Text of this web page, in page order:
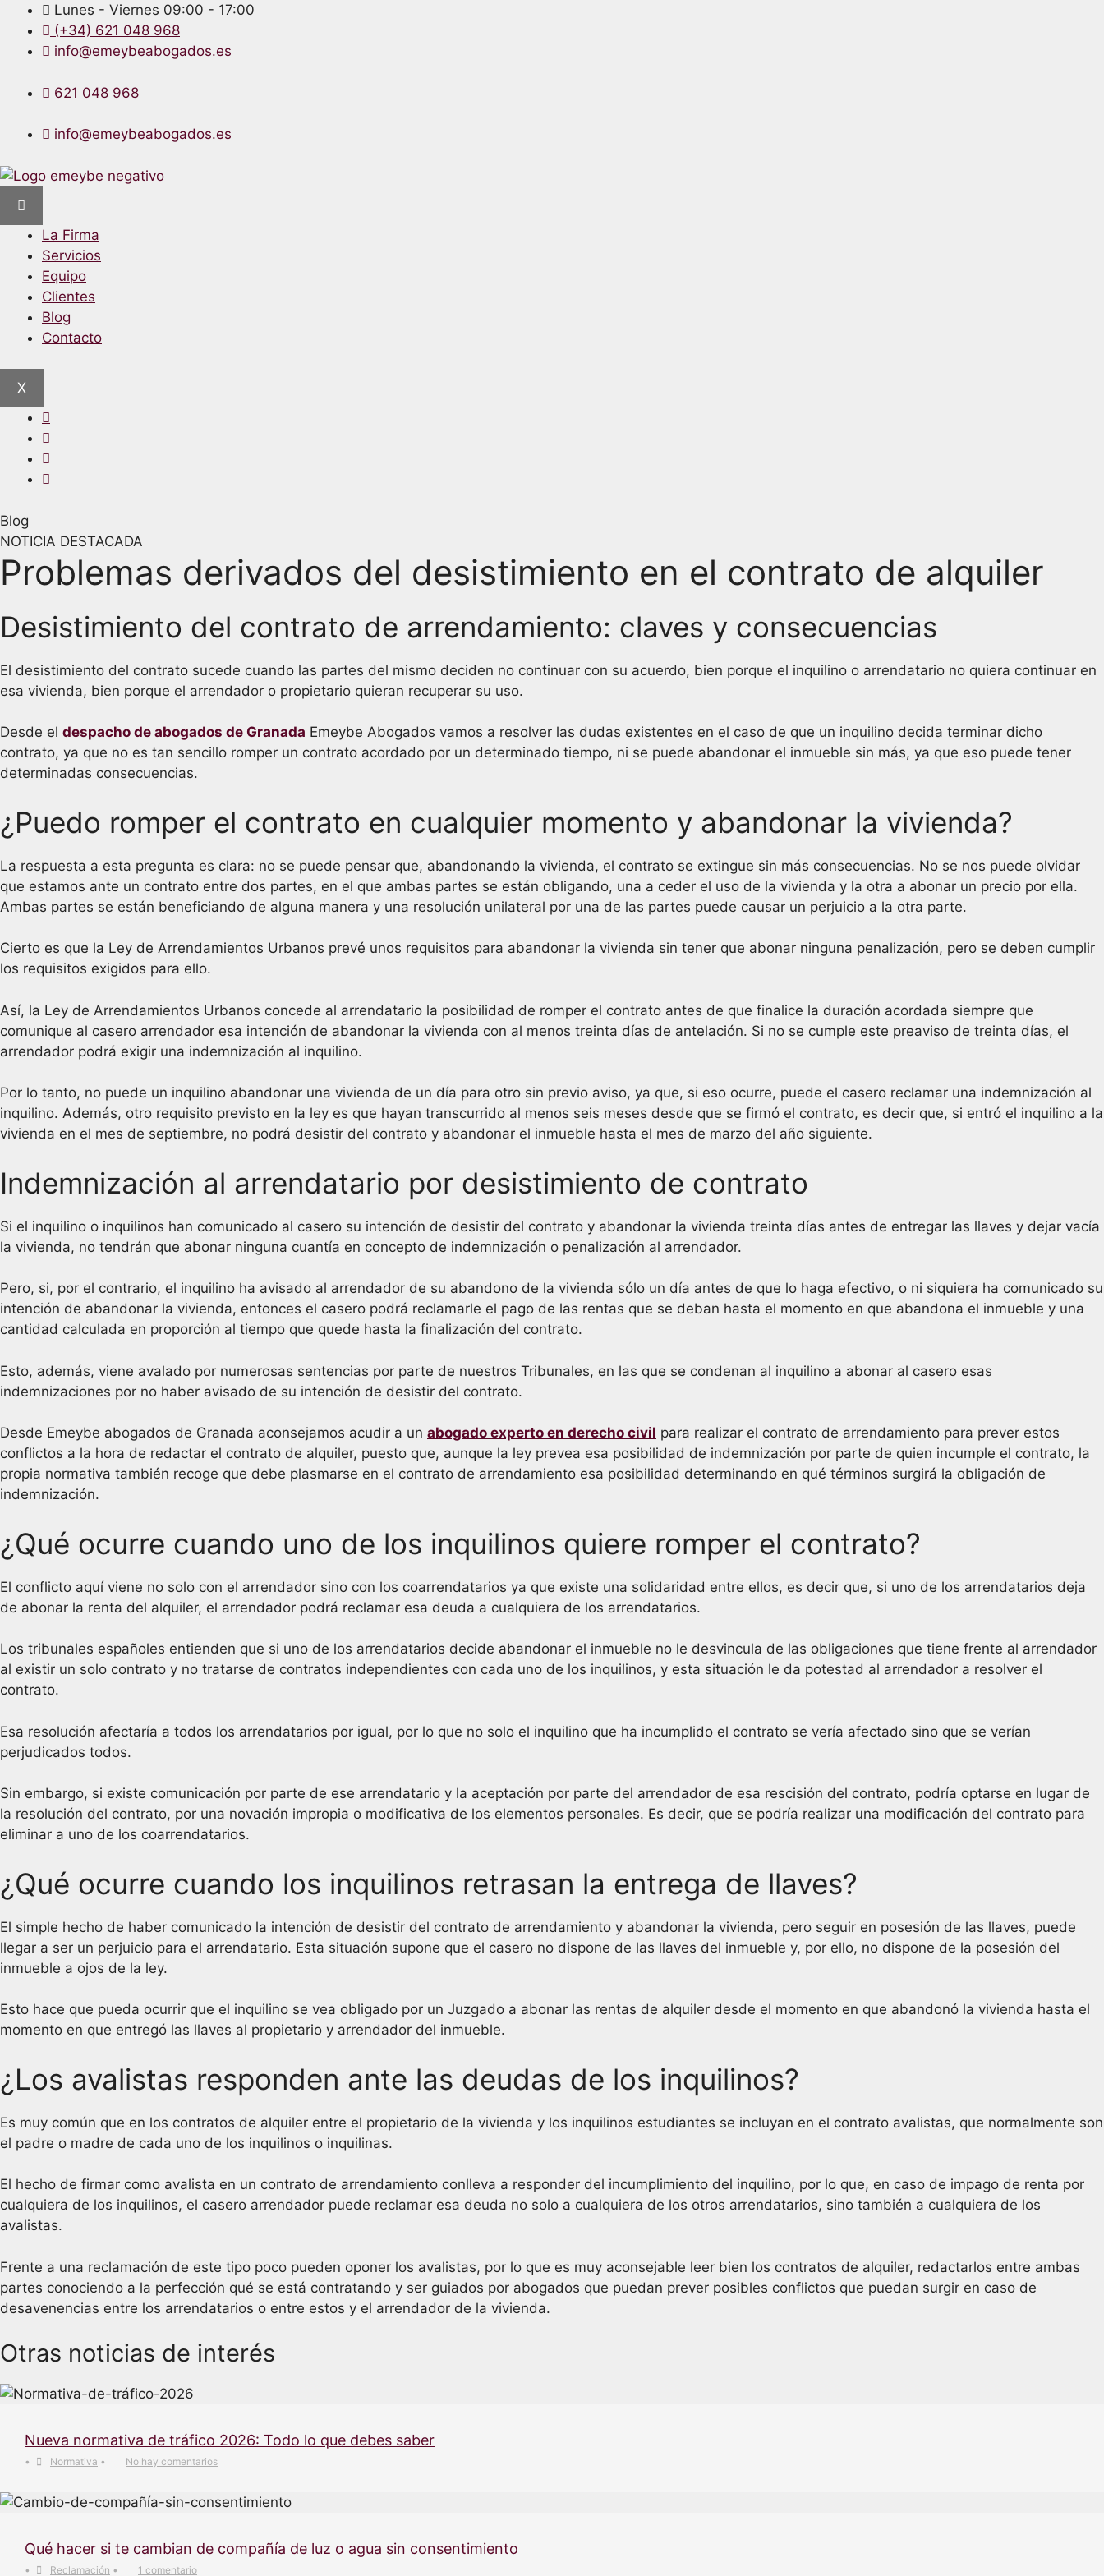
Lunes - Viernes 09:00 - 17:00
(+34) 621 048 968
info@emeybeabogados.es
621 048 968
info@emeybeabogados.es
La Firma
Servicios
Equipo
Clientes
Blog
Contacto
X
Blog
NOTICIA DESTACADA
Problemas derivados del desistimiento en el contrato de alquiler
Desistimiento del contrato de arrendamiento: claves y consecuencias
El desistimiento del contrato sucede cuando las partes del mismo deciden no continuar con su acuerdo, bien porque el inquilino o arrendatario no quiera continuar en
esa vivienda, bien porque el arrendador o propietario quieran recuperar su uso.
Desde el despacho de abogados de Granada Emeybe Abogados vamos a resolver las dudas existentes en el caso de que un inquilino decida terminar dicho
contrato, ya que no es tan sencillo romper un contrato acordado por un determinado tiempo, ni se puede abandonar el inmueble sin más, ya que eso puede tener
determinadas consecuencias.
¿Puedo romper el contrato en cualquier momento y abandonar la vivienda?
La respuesta a esta pregunta es clara: no se puede pensar que, abandonando la vivienda, el contrato se extingue sin más consecuencias. No se nos puede olvidar
que estamos ante un contrato entre dos partes, en el que ambas partes se están obligando, una a ceder el uso de la vivienda y la otra a abonar un precio por ella.
Ambas partes se están beneficiando de alguna manera y una resolución unilateral por una de las partes puede causar un perjuicio a la otra parte.
Cierto es que la Ley de Arrendamientos Urbanos prevé unos requisitos para abandonar la vivienda sin tener que abonar ninguna penalización, pero se deben cumplir
los requisitos exigidos para ello.
Así, la Ley de Arrendamientos Urbanos concede al arrendatario la posibilidad de romper el contrato antes de que finalice la duración acordada siempre que
comunique al casero arrendador esa intención de abandonar la vivienda con al menos treinta días de antelación. Si no se cumple este preaviso de treinta días, el
arrendador podrá exigir una indemnización al inquilino.
Por lo tanto, no puede un inquilino abandonar una vivienda de un día para otro sin previo aviso, ya que, si eso ocurre, puede el casero reclamar una indemnización al
inquilino. Además, otro requisito previsto en la ley es que hayan transcurrido al menos seis meses desde que se firmó el contrato, es decir que, si entró el inquilino a la
vivienda en el mes de septiembre, no podrá desistir del contrato y abandonar el inmueble hasta el mes de marzo del año siguiente.
Indemnización al arrendatario por desistimiento de contrato
Si el inquilino o inquilinos han comunicado al casero su intención de desistir del contrato y abandonar la vivienda treinta días antes de entregar las llaves y dejar vacía
la vivienda, no tendrán que abonar ninguna cuantía en concepto de indemnización o penalización al arrendador.
Pero, si, por el contrario, el inquilino ha avisado al arrendador de su abandono de la vivienda sólo un día antes de que lo haga efectivo, o ni siquiera ha comunicado su
intención de abandonar la vivienda, entonces el casero podrá reclamarle el pago de las rentas que se deban hasta el momento en que abandona el inmueble y una
cantidad calculada en proporción al tiempo que quede hasta la finalización del contrato.
Esto, además, viene avalado por numerosas sentencias por parte de nuestros Tribunales, en las que se condenan al inquilino a abonar al casero esas
indemnizaciones por no haber avisado de su intención de desistir del contrato.
Desde Emeybe abogados de Granada aconsejamos acudir a un abogado experto en derecho civil para realizar el contrato de arrendamiento para prever estos
conflictos a la hora de redactar el contrato de alquiler, puesto que, aunque la ley prevea esa posibilidad de indemnización por parte de quien incumple el contrato, la
propia normativa también recoge que debe plasmarse en el contrato de arrendamiento esa posibilidad determinando en qué términos surgirá la obligación de
indemnización.
¿Qué ocurre cuando uno de los inquilinos quiere romper el contrato?
El conflicto aquí viene no solo con el arrendador sino con los coarrendatarios ya que existe una solidaridad entre ellos, es decir que, si uno de los arrendatarios deja
de abonar la renta del alquiler, el arrendador podrá reclamar esa deuda a cualquiera de los arrendatarios.
Los tribunales españoles entienden que si uno de los arrendatarios decide abandonar el inmueble no le desvincula de las obligaciones que tiene frente al arrendador
al existir un solo contrato y no tratarse de contratos independientes con cada uno de los inquilinos, y esta situación le da potestad al arrendador a resolver el
contrato.
Esa resolución afectaría a todos los arrendatarios por igual, por lo que no solo el inquilino que ha incumplido el contrato se vería afectado sino que se verían
perjudicados todos.
Sin embargo, si existe comunicación por parte de ese arrendatario y la aceptación por parte del arrendador de esa rescisión del contrato, podría optarse en lugar de
la resolución del contrato, por una novación impropia o modificativa de los elementos personales. Es decir, que se podría realizar una modificación del contrato para
eliminar a uno de los coarrendatarios.
¿Qué ocurre cuando los inquilinos retrasan la entrega de llaves?
El simple hecho de haber comunicado la intención de desistir del contrato de arrendamiento y abandonar la vivienda, pero seguir en posesión de las llaves, puede
llegar a ser un perjuicio para el arrendatario. Esta situación supone que el casero no dispone de las llaves del inmueble y, por ello, no dispone de la posesión del
inmueble a ojos de la ley.
Esto hace que pueda ocurrir que el inquilino se vea obligado por un Juzgado a abonar las rentas de alquiler desde el momento en que abandonó la vivienda hasta el
momento en que entregó las llaves al propietario y arrendador del inmueble.
¿Los avalistas responden ante las deudas de los inquilinos?
Es muy común que en los contratos de alquiler entre el propietario de la vivienda y los inquilinos estudiantes se incluyan en el contrato avalistas, que normalmente son
el padre o madre de cada uno de los inquilinos o inquilinas.
El hecho de firmar como avalista en un contrato de arrendamiento conlleva a responder del incumplimiento del inquilino, por lo que, en caso de impago de renta por
cualquiera de los inquilinos, el casero arrendador puede reclamar esa deuda no solo a cualquiera de los otros arrendatarios, sino también a cualquiera de los
avalistas.
Frente a una reclamación de este tipo poco pueden oponer los avalistas, por lo que es muy aconsejable leer bien los contratos de alquiler, redactarlos entre ambas
partes conociendo a la perfección qué se está contratando y ser guiados por abogados que puedan prever posibles conflictos que puedan surgir en caso de
desavenencias entre los arrendatarios o entre estos y el arrendador de la vivienda.
Otras noticias de interés
Nueva normativa de tráfico 2026: Todo lo que debes saber
• Normativa • No hay comentarios
Qué hacer si te cambian de compañía de luz o agua sin consentimiento
• Reclamación • 1 comentario